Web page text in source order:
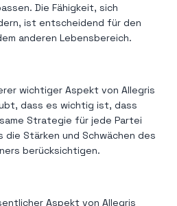
Die Fähigkeit, sich
ist entscheidend für den
anderen Lebensbereich.
wichtiger Aspekt von Allegris
dass es wichtig ist, dass
Strategie für jede Partei
die Stärken und Schwächen des
berücksichtigen.
Aspekt von Allegris